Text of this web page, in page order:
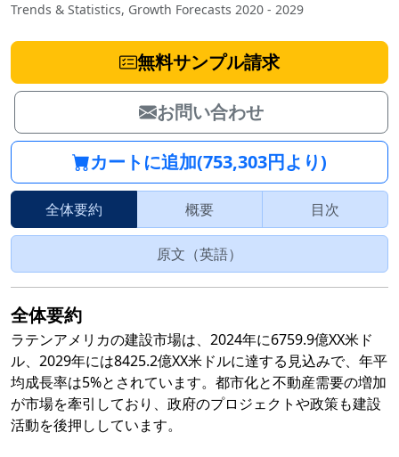
Trends & Statistics, Growth Forecasts 2020 - 2029
無料サンプル請求
お問い合わせ
カートに追加(753,303円より)
全体要約 概要 目次
原文（英語）
全体要約
ラテンアメリカの建設市場は、2024年に6759.9億XX米ド
ル、2029年には8425.2億XX米ドルに達する見込みで、年平
均成長率は5%とされています。都市化と不動産需要の増加
が市場を牽引しており、政府のプロジェクトや政策も建設
活動を後押ししています。